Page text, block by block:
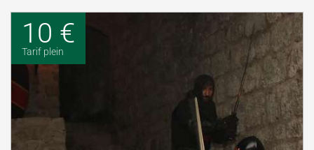
10 €
Tarif plein